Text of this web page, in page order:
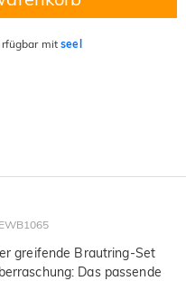
mitseel
greifende Brautring-Set
Das passende